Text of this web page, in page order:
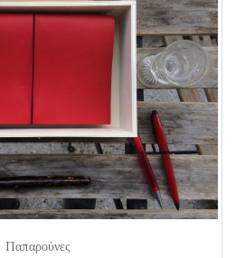
Παπαρούνες